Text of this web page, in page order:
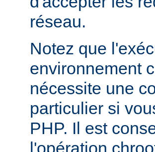
réseau.
Notez que
environnement
nécessite une
particulier si
PHP. Il est
l'opération